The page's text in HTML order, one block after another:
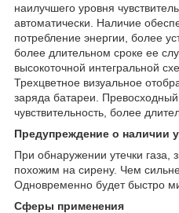
наилучшего уровня
автоматически. Наличие
потребление энергии, более
более длительном сроке ее
высокоточной интегральной
Трехцветное визуальное
заряда батареи. Превосходный
чувствительность, более
Предупреждение о наличии
При обнаружении утечки газа,
похожим на сирену. Чем
Одновременно будет быстро
Сферы применения